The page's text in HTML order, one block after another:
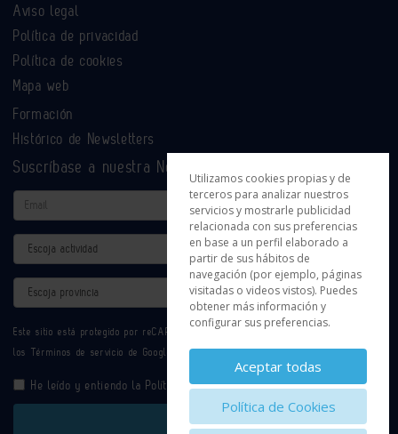
Aviso legal
Política de privacidad
Política de cookies
Mapa web
Formación
Histórico de Newsletters
Suscríbase a nuestra Newsletter
Email
Actividad
Provincia
Este sitio está protegido por reCAPTCHA y se aplican la
los Términos de servicio de Google.
He leído y entiendo la Política de Privacidad
Enviar
Utilizamos cookies propias y de
terceros para analizar nuestros
servicios y mostrarle publicidad
relacionada con sus preferencias
en base a un perfil elaborado a
partir de sus hábitos de
navegación (por ejemplo, páginas
visitadas o videos vistos). Puedes
obtener más información y
configurar sus preferencias.
Aceptar todas
Política de Cookies